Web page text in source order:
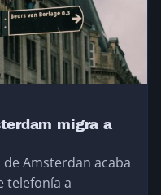
migra a
Amsterdan acaba
telefonía a